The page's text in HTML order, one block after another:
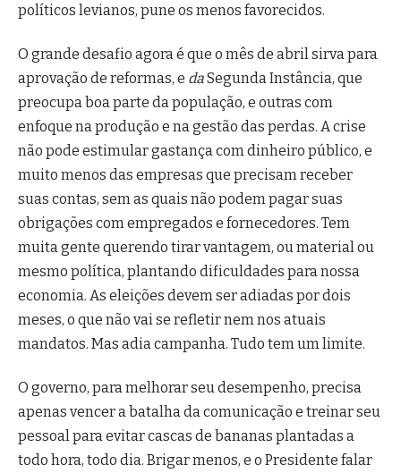
políticos levianos, pune os menos favorecidos.
O grande desafio agora é que o mês de abril sirva para
aprovação de reformas, e daSegunda Instância, que
preocupa boa parte da população, e outras com
enfoque na produção e na gestão das perdas. A crise
não pode estimular gastança com dinheiro público, e
muito menos das empresas que precisam receber
suas contas, sem as quais não podem pagar suas
obrigações com empregados e fornecedores. Tem
muita gente querendo tirar vantagem, ou material ou
mesmo política, plantando dificuldades para nossa
economia. As eleições devem ser adiadas por dois
meses, o que não vai se refletir nem nos atuais
mandatos. Mas adia campanha. Tudo tem um limite.
O governo, para melhorar seu desempenho, precisa
apenas vencer a batalha da comunicação e treinar seu
pessoal para evitar cascas de bananas plantadas a
todo hora, todo dia. Brigar menos, e o Presidente falar